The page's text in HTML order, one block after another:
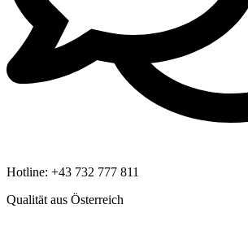
Hotline: +43 732 777 811
Qualität aus Österreich